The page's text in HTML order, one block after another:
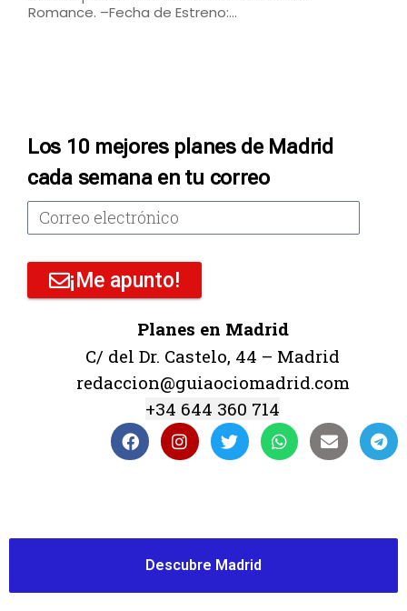
Romance. –Fecha de Estreno:…
Los 10 mejores planes de Madrid
cada semana en tu correo
¡Me apunto!
Planes en Madrid
C/ del Dr. Castelo, 44 – Madrid
redaccion@guiaociomadrid.com
+34 644 360 714
Descubre Madrid